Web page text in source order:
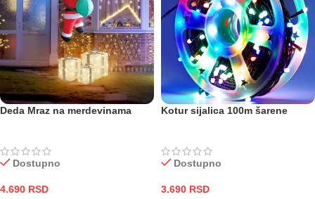
Deda Mraz na merdevinama
Dostupno
4.690 RSD
Kotur sijalica 100m šarene
Dostupno
3.690 RSD